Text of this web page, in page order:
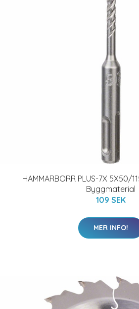
HAMMARBORR PLUS-7X 5X50/
Byggmaterial
109 SEK
MER INFO!